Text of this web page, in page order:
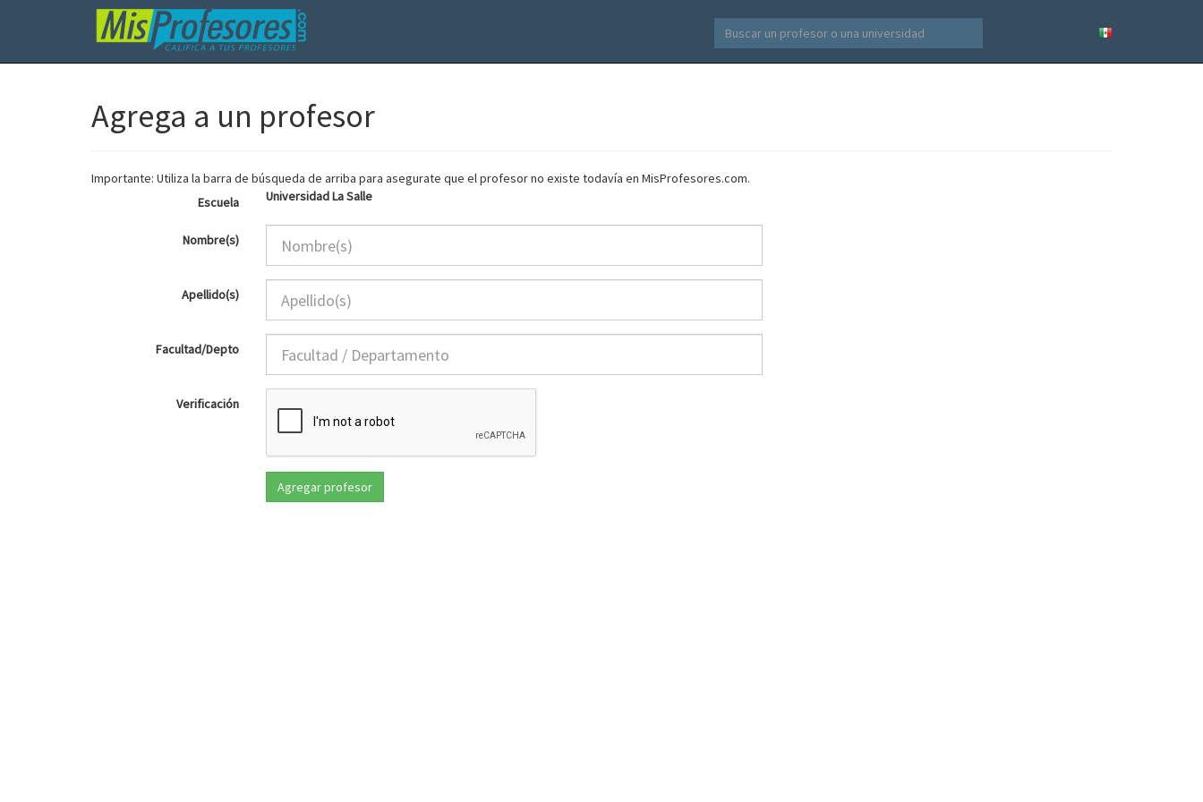
Agrega a un profesor
Importante: Utiliza la barra de búsqueda de arriba para asegurate que el profesor no existe todavía en MisProfesores.com.
Escuela
Universidad La Salle
Nombre(s)
Apellido(s)
Facultad/Depto
Verificación